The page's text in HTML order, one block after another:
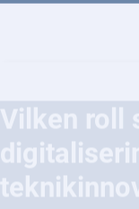
RISE spelar en
teknikinnovation i
och